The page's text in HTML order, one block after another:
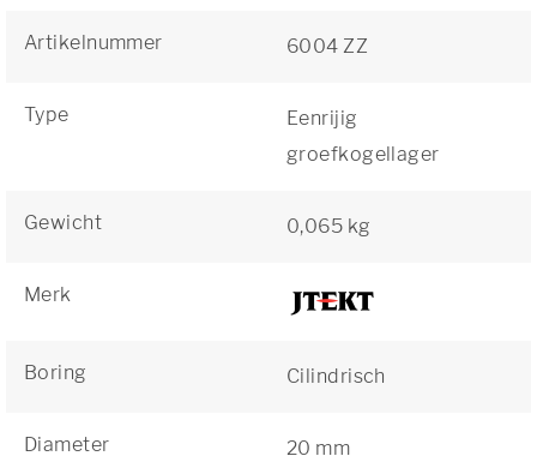
Artikelnummer 6004 ZZ
Type
Eenrijig
groefkogellager
Gewicht 0,065 kg
Merk
Boring Cilindrisch
Diameter 20 mm